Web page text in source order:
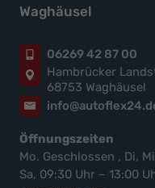
Waghäusel
06269 42 87 00
Hambrücker
68753 Waghäusel
Öffnungszeiten
Mo. Geschlossen , Di,
Sa, 09:30 Uhr – 13:00